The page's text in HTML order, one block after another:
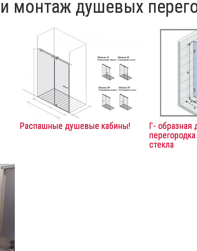
монтаж душевых
Распашные душевые кабины!
Г- образная
стекла